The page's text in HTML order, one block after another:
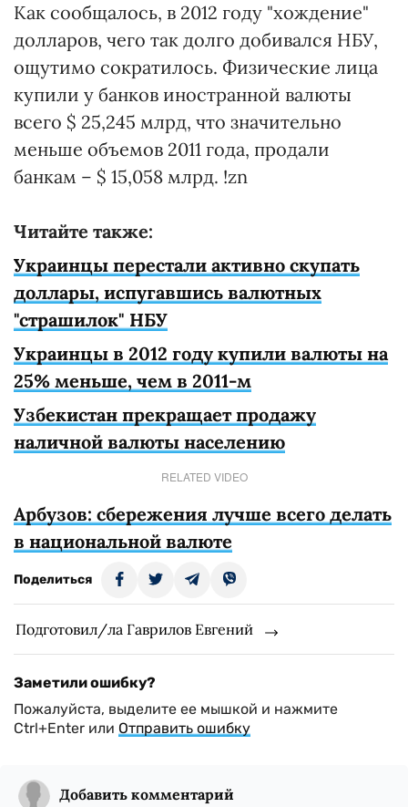
Как сообщалось, в 2012 году "хождение"
долларов, чего так долго добивался НБУ,
ощутимо сократилось. Физические лица
купили у банков иностранной валюты
всего $ 25,245 млрд, что значительно
меньше объемов 2011 года, продали
банкам – $ 15,058 млрд. !zn
Читайте также:
Украинцы перестали активно скупать
доллары, испугавшись валютных
"страшилок" НБУ
Украинцы в 2012 году купили валюты на
25% меньше, чем в 2011-м
Узбекистан прекращает продажу
наличной валюты населению
RELATED VIDEO
Арбузов: сбережения лучше всего делать
в национальной валюте
Поделиться
Подготовил/ла Гаврилов Евгений
Заметили ошибку?
Пожалуйста, выделите ее мышкой и нажмите
Ctrl+Enter или Отправить ошибку
Добавить комментарий